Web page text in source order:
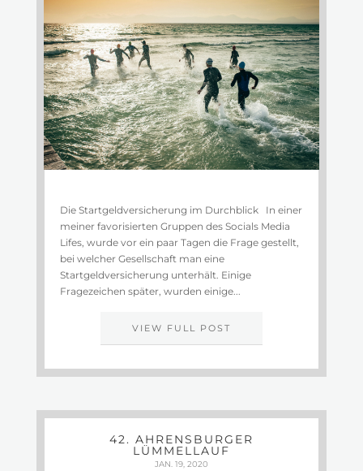
Die Startgeldversicherung im Durchblick In einer
meiner favorisierten Gruppen des Socials Media
Lifes, wurde vor ein paar Tagen die Frage gestellt,
bei welcher Gesellschaft man eine
Startgeldversicherung unterhält. Einige
Fragezeichen später, wurden einige...
VIEW FULL POST
42. AHRENSBURGER
LÜMMELLAUF
JAN. 19, 2020